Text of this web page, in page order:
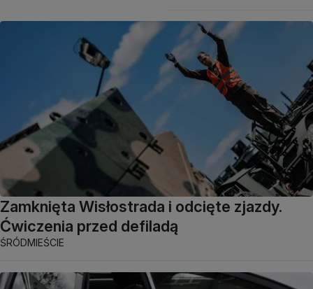
Zamknięta Wisłostrada i odcięte zjazdy.
Ćwiczenia przed defiladą
ŚRÓDMIEŚCIE